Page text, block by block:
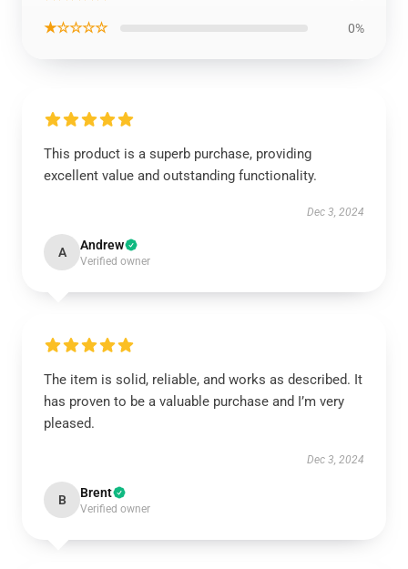
★☆☆☆☆ 0%
This product is a superb purchase, providing
excellent value and outstanding functionality.
Dec 3, 2024
A Andrew
Verified owner
The item is solid, reliable, and works as described. It
has proven to be a valuable purchase and I’m very
pleased.
Dec 3, 2024
B Brent
Verified owner